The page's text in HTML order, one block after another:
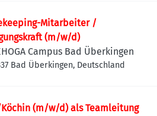
Mitarbeiter /
(m/w/d)
Campus Bad Überkingen
Bad Überkingen, Deutschland
(m/w/d) als Teamleitung